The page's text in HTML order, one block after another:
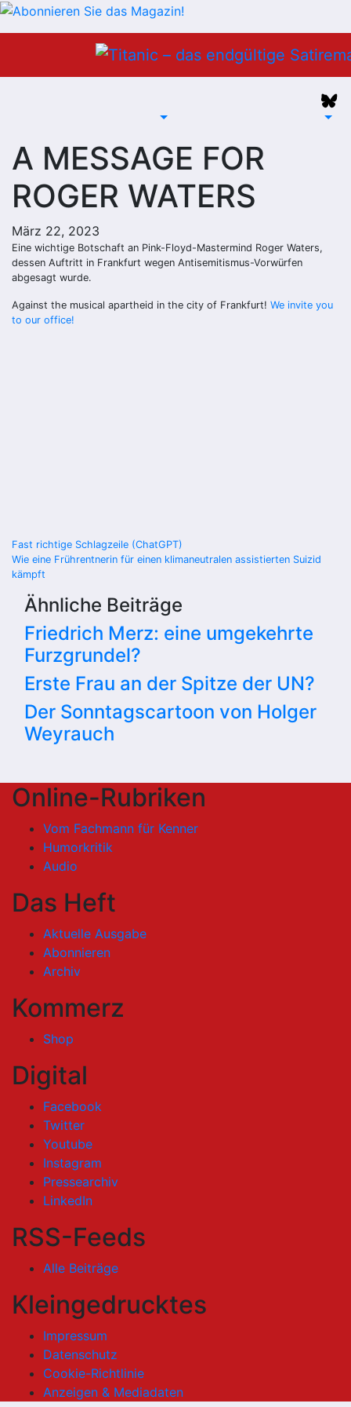
A MESSAGE FOR
ROGER WATERS
März 22, 2023
Eine wichtige Botschaft an Pink-Floyd-Mastermind Roger Waters,
dessen Auftritt in Frankfurt wegen Antisemitismus-Vorwürfen
abgesagt wurde.
Against the musical apartheid in the city of Frankfurt! We invite you
to our office!
Beitragsnavigation
Fast richtige Schlagzeile (ChatGPT)
Wie eine Frührentnerin für einen klimaneutralen assistierten Suizid
kämpft
Ähnliche Beiträge
Friedrich Merz: eine umgekehrte
Furzgrundel?
Erste Frau an der Spitze der UN?
Der Sonntagscartoon von Holger
Weyrauch
Online-Rubriken
Vom Fachmann für Kenner
Humorkritik
Audio
Das Heft
Aktuelle Ausgabe
Abonnieren
Archiv
Kommerz
Shop
Digital
Facebook
Twitter
Youtube
Instagram
Pressearchiv
LinkedIn
RSS-Feeds
Alle Beiträge
Kleingedrucktes
Impressum
Datenschutz
Cookie-Richtlinie
Anzeigen & Mediadaten